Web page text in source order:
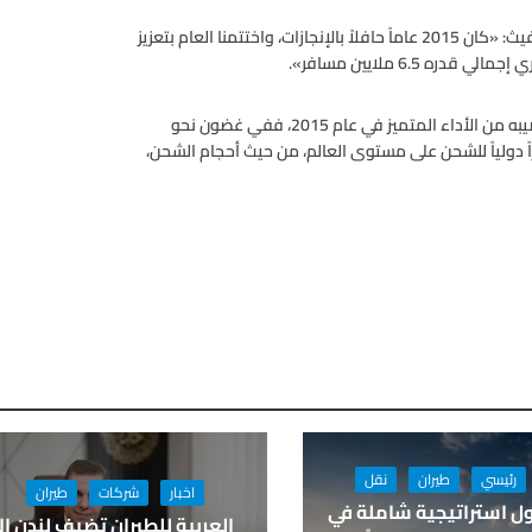
من جانبه، قال الرئيس التنفيذي لمؤسسة «مطارات دبي»، بول غريفيث: «كان 2015 عاماً حافلاً بالإنجازات، واختتمنا العام بتعزيز
وأضاف «حقق مطارنا الثاني، مطار آل مكتوم في (دبي الجنوب)، نصيبه من الأداء المتميز في عام 2015، ففي غضون نحو
على افتتاحه، ارتقى المطار إلى قائمة أفضل 20 مركزاً دولياً للشحن على مستوى العالم، من حيث أحجام الشحن،
رئيسي طيران نقل
استراتيجية شاملة في
اخبار شركات طيران